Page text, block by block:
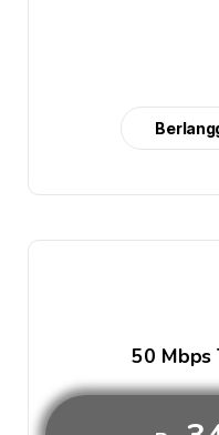
50 Mbps